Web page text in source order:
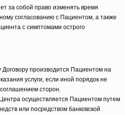
за собой право изменять время
согласованию с Пациентом, а также
с симптомами острого
производится Пациентом на
услуги, если иной порядок не
сторон.
осуществляется Пациентом путем
или посредством банковской